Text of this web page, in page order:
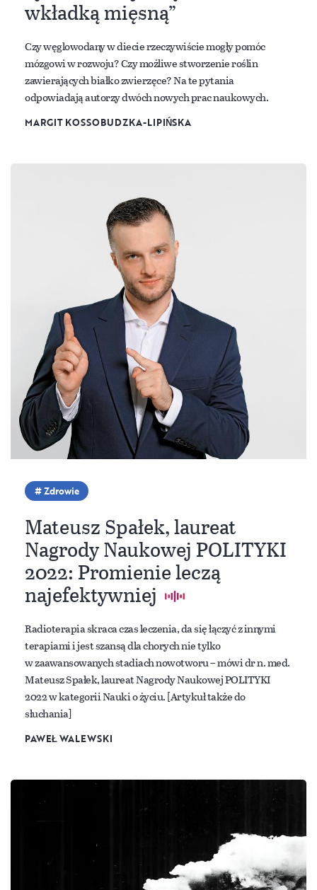
wkładką mięsną”
Czy węglowodany w diecie rzeczywiście mogły pomóc
mózgowi w rozwoju? Czy możliwe stworzenie roślin
zawierających białko zwierzęce? Na te pytania
odpowiadają autorzy dwóch nowych prac naukowych.
MARGIT KOSSOBUDZKA-LIPIŃSKA
Zdrowie
Mateusz Spałek, laureat
Nagrody Naukowej POLITYKI
2022: Promienie leczą
najefektywniej
Radioterapia skraca czas leczenia, da się łączyć z innymi
terapiami i jest szansą dla chorych nie tylko
w zaawansowanych stadiach nowotworu – mówi dr n. med.
Mateusz Spałek, laureat Nagrody Naukowej POLITYKI
2022 w kategorii Nauki o życiu. [Artykuł także do
słuchania]
PAWEŁ WALEWSKI